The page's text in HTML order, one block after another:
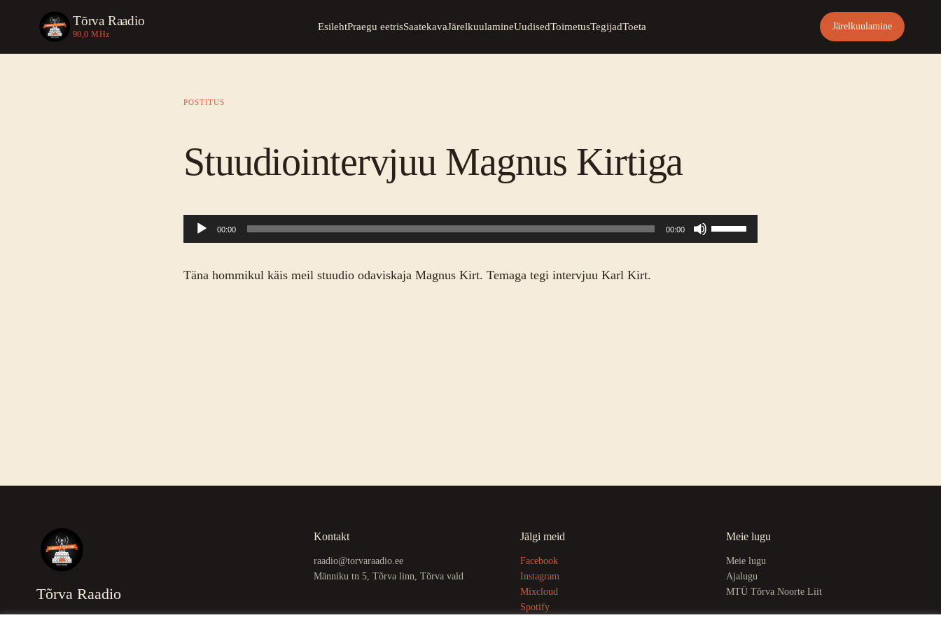
Tõrva Raadio
90,0 MHz
EsilehtPraegu eetrisSaatekavaJärelkuulamineUudisedToimetusTegijadToeta Järelkuulamine
POSTITUS
Stuudiointervjuu Magnus Kirtiga
Audioesitaja
00:00 00:00
Helitugevuse
suurendamiseks
Täna hommikul käis meil stuudio odaviskaja Magnus Kirt. Temaga tegi intervjuu Karl Kirt.
Tõrva Raadio
Kontakt
raadio@torvaraadio.ee
Männiku tn 5, Tõrva linn, Tõrva vald
Jälgi meid
Facebook
Instagram
Mixcloud
Spotify
Meie lugu
Meie lugu
Ajalugu
MTÜ Tõrva Noorte Liit